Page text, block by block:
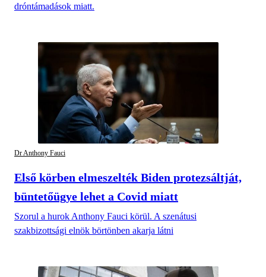
dróntámadások miatt.
Dr Anthony Fauci
Első körben elmeszelték Biden protezsáltját,
büntetőügye lehet a Covid miatt
Szorul a hurok Anthony Fauci körül. A szenátusi
szakbizottsági elnök börtönben akarja látni